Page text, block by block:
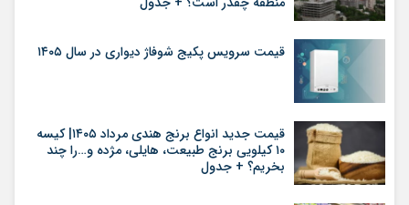
قیمت سرویس پکیج شوفاژ دیواری در سال ۱۴۰۵
قیمت جدید انواع برنج هندی مرداد ۱۴۰۵| کیسه
۱۰ کیلویی برنج طبیعت، هایلی، مژده و…را چند
بخریم؟ + جدول